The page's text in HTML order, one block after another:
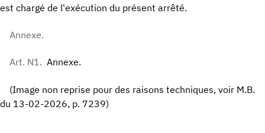
est chargé de l'exécution du présent arrêté.
Annexe.
Art. N1. Annexe.
(Image non reprise pour des raisons techniques, voir M.B.
du 13-02-2026, p. 7239)